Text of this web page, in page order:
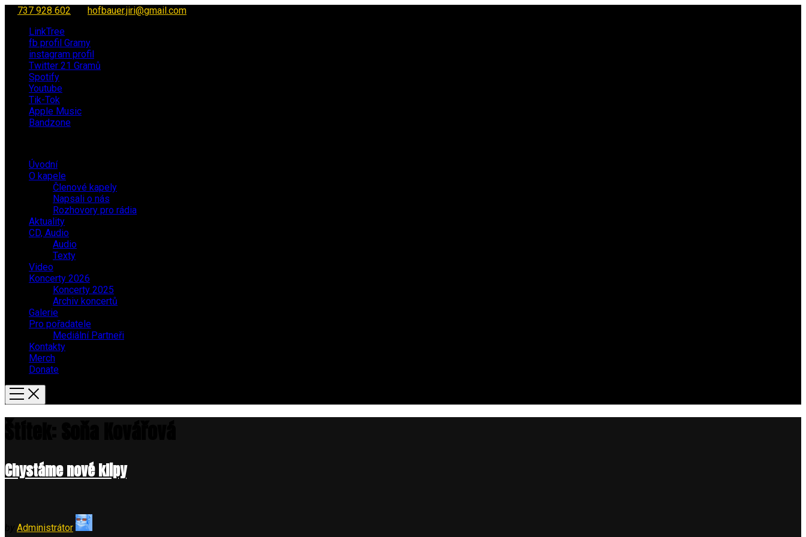
737 928 602
hofbauer.jiri@gmail.com
LinkTree
fb profil Gramy
instagram profil
Twitter 21 Gramů
Spotify
Youtube
Tik-Tok
Apple Music
Bandzone
Úvodní
O kapele
Členové kapely
Napsali o nás
Rozhovory pro rádia
Aktuality
CD, Audio
Audio
Texty
Video
Koncerty 2026
Koncerty 2025
Archiv koncertů
Galerie
Pro pořadatele
Mediální Partneři
Kontakty
Merch
Donate
Chystáme nové klipy
Administrátor